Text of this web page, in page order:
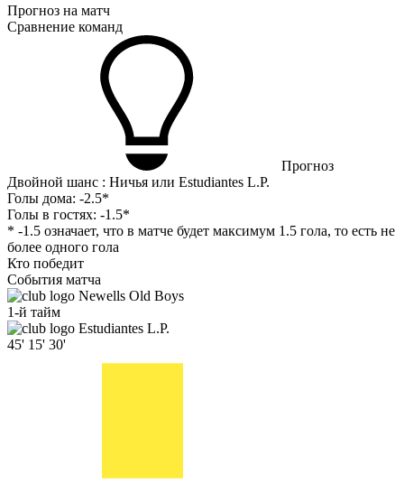
Прогноз на матч
Сравнение команд
Прогноз
Двойной шанс : Ничья или Estudiantes L.P.
Голы дома: -2.5*
Голы в гостях: -1.5*
* -1.5 означает, что в матче будет максимум 1.5 гола, то есть не
более одного гола
Кто победит
События матча
Newells Old Boys
1-й тайм
Estudiantes L.P.
45' 15' 30'